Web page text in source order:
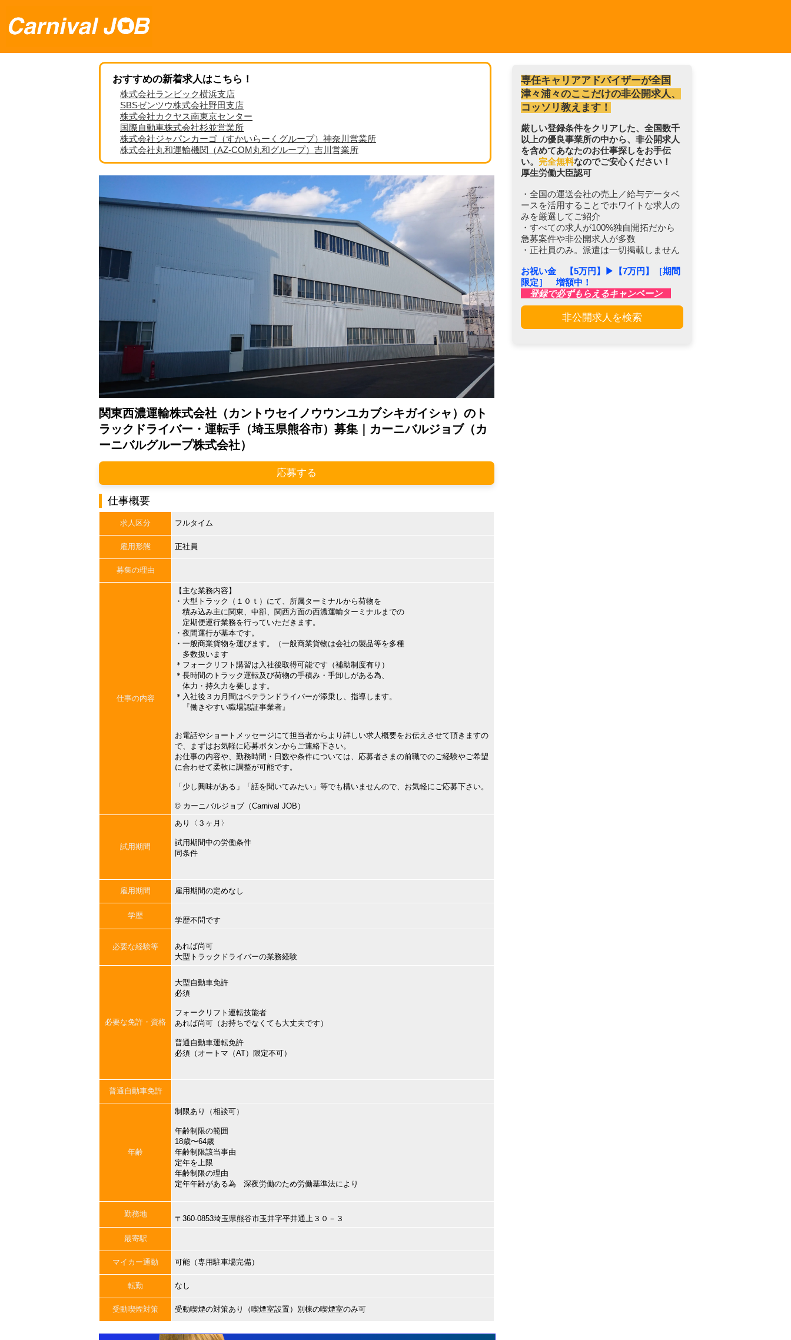
おすすめの新着求人はこちら！
株式会社ランビック横浜支店
SBSゼンツウ株式会社野田支店
株式会社カクヤス南東京センター
国際自動車株式会社杉並営業所
株式会社ジャパンカーゴ（すかいらーくグループ）神奈川営業所
株式会社丸和運輸機関（AZ-COM丸和グループ）吉川営業所
関東西濃運輸株式会社（カントウセイノウウンユカブシキガイシャ）のト
ラックドライバー・運転手（埼玉県熊谷市）募集｜カーニバルジョブ（カ
ーニバルグループ株式会社）
応募する
仕事概要
求人区分 フルタイム
雇用形態 正社員
募集の理由
仕事の内容
【主な業務内容】
・大型トラック（１０ｔ）にて、所属ターミナルから荷物を
積み込み主に関東、中部、関西方面の西濃運輸ターミナルまでの
定期便運行業務を行っていただきます。
・夜間運行が基本です。
・一般商業貨物を運びます。（一般商業貨物は会社の製品等を多種
多数扱います
＊フォークリフト講習は入社後取得可能です（補助制度有り）
＊長時間のトラック運転及び荷物の手積み・手卸しがある為、
体力・持久力を要します。
＊入社後３カ月間はベテランドライバーが添乗し、指導します。
『働きやすい職場認証事業者』
お電話やショートメッセージにて担当者からより詳しい求人概要をお伝えさせて頂きますの
で、まずはお気軽に応募ボタンからご連絡下さい。
お仕事の内容や、勤務時間・日数や条件については、応募者さまの前職でのご経験やご希望
に合わせて柔軟に調整が可能です。
「少し興味がある」「話を聞いてみたい」等でも構いませんので、お気軽にご応募下さい。
©︎ カーニバルジョブ（Carnival JOB）
試用期間
あり〈３ヶ月〉
試用期間中の労働条件
同条件
雇用期間 雇用期間の定めなし
学歴
学歴不問です
必要な経験等
あれば尚可
大型トラックドライバーの業務経験
必要な免許・資格
大型自動車免許
必須
フォークリフト運転技能者
あれば尚可（お持ちでなくても大丈夫です）
普通自動車運転免許
必須（オートマ（AT）限定不可）
普通自動車免許
年齢
制限あり（相談可）
年齢制限の範囲
18歳〜64歳
年齢制限該当事由
定年を上限
年齢制限の理由
定年年齢がある為 深夜労働のため労働基準法により
勤務地
〒360-0853埼玉県熊谷市玉井字平井通上３０－３
最寄駅
マイカー通勤 可能（専用駐車場完備）
転勤 なし
受動喫煙対策 受動喫煙の対策あり（喫煙室設置）別棟の喫煙室のみ可
専任キャリアアドバイザーが全国
津々浦々のここだけの非公開求人、
コッソリ教えます！
厳しい登録条件をクリアした、全国数千
以上の優良事業所の中から、非公開求人
を含めてあなたのお仕事探しをお手伝
い。 完全無料なのでご安心ください！
厚生労働大臣認可
・全国の運送会社の売上／給与データベ
ースを活用することでホワイトな求人の
みを厳選してご紹介
・すべての求人が100%独自開拓だから
急募案件や非公開求人が多数
・正社員のみ。派遣は一切掲載しません
お祝い金 【5万円】▶︎【7万円】［期間
限定］ 増額中！
登録で必ずもらえるキャンペーン
非公開求人を検索